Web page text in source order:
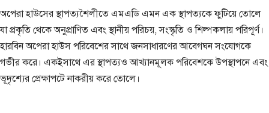
অপেরা হাউসের স্থাপত্যশৈলীতে এমএডি এমন এক স্থাপত্যকে ফুটিয়ে তোলে
যা প্রকৃতি থেকে অনুপ্রাণিত এবং স্থানীয় পরিচয়, সংস্কৃতি ও শিল্পকলায় পরিপূর্ণ।
হারবিন অপেরা হাউস পরিবেশের সাথে জনসাধারণের আবেগঘন সংযোগকে
গভীর করে। একইসাথে এর স্থাপত্যও আখ্যানমূলক পরিবেশকে উপস্থাপনে এবং
ভূদৃশ্যের প্রেক্ষাপটে নাকরীয় করে তোলে।